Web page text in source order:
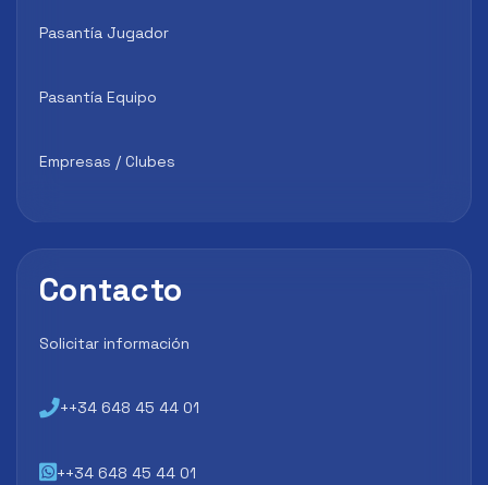
Pasantía Jugador
Pasantía Equipo
Empresas / Clubes
Contacto
Solicitar información
++34 648 45 44 01
++34 648 45 44 01